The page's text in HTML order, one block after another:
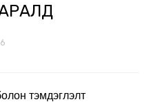
тэмдэглэлт